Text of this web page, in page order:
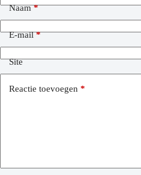
Naam*
E-mail*
Site
Reactie toevoegen *